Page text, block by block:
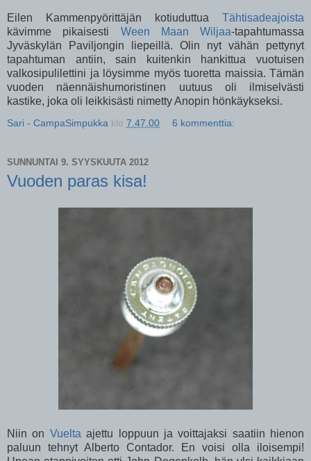
Eilen Kammenpyörittäjän kotiuduttua Tähtisadeajoista
kävimme pikaisesti Ween Maan Wiljaa-tapahtumassa
Jyväskylän Paviljongin liepeillä. Olin nyt vähän pettynyt
tapahtuman antiin, sain kuitenkin hankittua vuotuisen
valkosipulilettini ja löysimme myös tuoretta maissia. Tämän
vuoden näennäishumoristinen uutuus oli ilmiselvästi
kastike, joka oli leikkisästi nimetty Anopin hönkäykseksi.
Sari - CampaSimpukka klo 7.47.00 6 kommenttia:
SUNNUNTAI 9. SYYSKUUTA 2012
Vuoden paras kisa!
Niin on Vuelta ajettu loppuun ja voittajaksi saatiin hienon
paluun tehnyt Alberto Contador. En voisi olla iloisempi!